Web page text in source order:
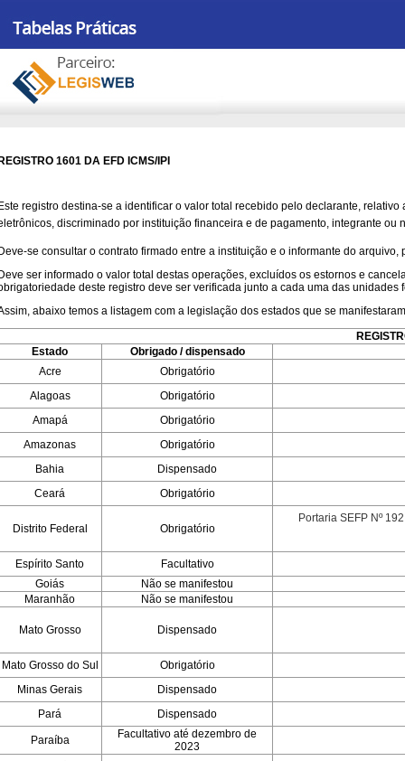
1601 DA EFD ICMS/IPI
registro destina-se a identificar o valor total recebido pelo declarante,
discriminado por instituição financeira e de pagamento, integrante ou
se consultar o contrato firmado entre a instituição e o informante do
ser informado o valor total destas operações, excluídos os estornos e
deste registro deve ser verificada junto a cada uma das unidades
abaixo temos a listagem com a legislação dos estados que se
Estado
Obrigado / dispensado
Acre
Obrigatório
Alagoas
Obrigatório
Amapá
Obrigatório
Amazonas
Obrigatório
Bahia
Dispensado
Ceará
Obrigatório
Distrito Federal Obrigatório
Portaria SEFP Nº
Espírito Santo
Facultativo
Goiás
Não se manifestou
Maranhão
Não se manifestou
Mato Grosso Dispensado
Mato Grosso do Sul
Obrigatório
Minas Gerais
Dispensado
Pará
Dispensado
Paraíba
Facultativo até dezembro de
2023